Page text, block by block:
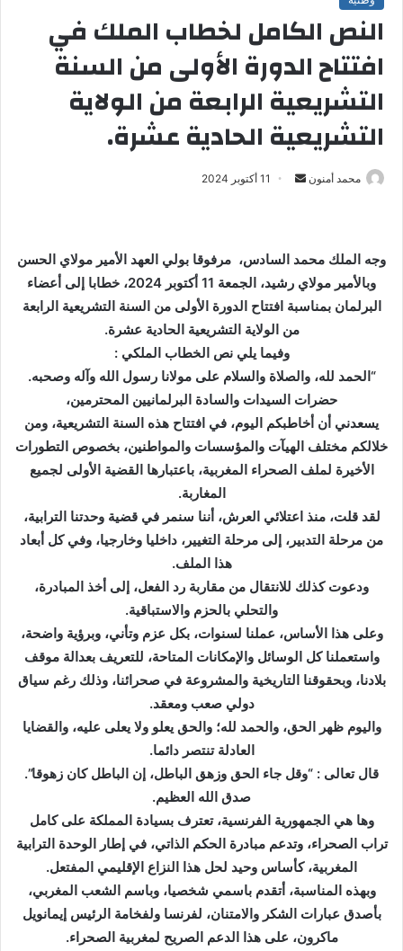
النص الكامل لخطاب الملك في
افتتاح الدورة الأولى من السنة
التشريعية الرابعة من الولاية
التشريعية الحادية عشرة.
محمد أمنون
ب
ر
ي
د
إ
ك
ر
ي
ا
11 أكتوبر 2024
وجه الملك محمد السادس، مرفوقا بولي العهد الأمير مولاي الحسن
وبالأمير مولاي رشيد، الجمعة 11 أكتوبر 2024، خطابا إلى أعضاء
البرلمان بمناسبة افتتاح الدورة الأولى من السنة التشريعية الرابعة
من الولاية التشريعية الحادية عشرة.
وفيما يلي نص الخطاب الملكي :
“الحمد لله، والصلاة والسلام على مولانا رسول الله وآله وصحبه.
حضرات السيدات والسادة البرلمانيين المحترمين،
يسعدني أن أخاطبكم اليوم، في افتتاح هذه السنة التشريعية، ومن
خلالكم مختلف الهيآت والمؤسسات والمواطنين، بخصوص التطورات
الأخيرة لملف الصحراء المغربية، باعتبارها القضية الأولى لجميع
المغاربة.
لقد قلت، منذ اعتلائي العرش، أننا سنمر في قضية وحدتنا الترابية،
من مرحلة التدبير، إلى مرحلة التغيير، داخليا وخارجيا، وفي كل أبعاد
هذا الملف.
ودعوت كذلك للانتقال من مقاربة رد الفعل، إلى أخذ المبادرة،
والتحلي بالحزم والاستباقية.
وعلى هذا الأساس، عملنا لسنوات، بكل عزم وتأني، وبرؤية واضحة،
واستعملنا كل الوسائل والإمكانات المتاحة، للتعريف بعدالة موقف
بلادنا، وبحقوقنا التاريخية والمشروعة في صحرائنا، وذلك رغم سياق
دولي صعب ومعقد.
واليوم ظهر الحق، والحمد لله؛ والحق يعلو ولا يعلى عليه، والقضايا
العادلة تنتصر دائما.
قال تعالى : “وقل جاء الحق وزهق الباطل، إن الباطل كان زهوقا”.
صدق الله العظيم.
وها هي الجمهورية الفرنسية، تعترف بسيادة المملكة على كامل
تراب الصحراء، وتدعم مبادرة الحكم الذاتي، في إطار الوحدة الترابية
المغربية، كأساس وحيد لحل هذا النزاع الإقليمي المفتعل.
وبهذه المناسبة، أتقدم باسمي شخصيا، وباسم الشعب المغربي،
بأصدق عبارات الشكر والامتنان، لفرنسا ولفخامة الرئيس إيمانويل
ماكرون، على هذا الدعم الصريح لمغربية الصحراء.